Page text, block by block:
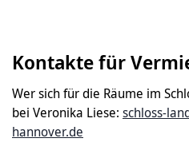
Kontakte für
Wer sich für die Räume im
bei Veronika Liese: schloss-
hannover.de